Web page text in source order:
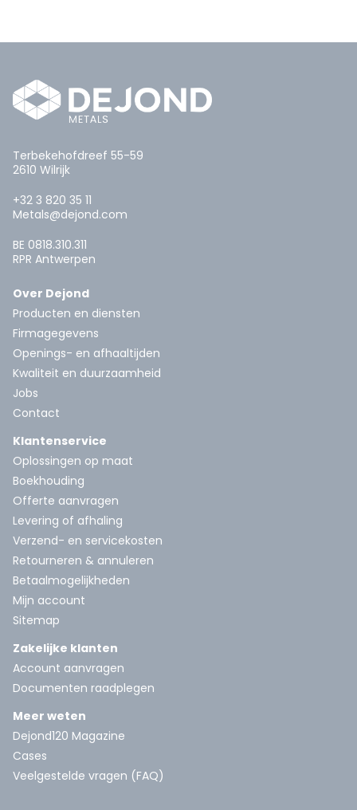
Terbekehofdreef 55-59
2610 Wilrijk
+32 3 820 35 11
Metals@dejond.com
BE 0818.310.311
RPR Antwerpen
Over Dejond
Producten en diensten
Firmagegevens
Openings- en afhaaltijden
Kwaliteit en duurzaamheid
Jobs
Contact
Klantenservice
Oplossingen op maat
Boekhouding
Offerte aanvragen
Levering of afhaling
Verzend- en servicekosten
Retourneren & annuleren
Betaalmogelijkheden
Mijn account
Sitemap
Zakelijke klanten
Account aanvragen
Documenten raadplegen
Meer weten
Dejond120 Magazine
Cases
Veelgestelde vragen (FAQ)